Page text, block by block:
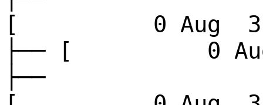
[ 0 Aug 3
├── [ 0
├──